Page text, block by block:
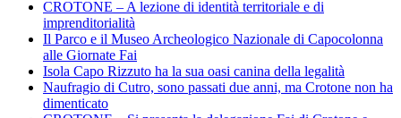
CROTONE – A lezione di identità territoriale e di
imprenditorialità
Il Parco e il Museo Archeologico Nazionale di Capocolonna
alle Giornate Fai
Isola Capo Rizzuto ha la sua oasi canina della legalità
Naufragio di Cutro, sono passati due anni, ma Crotone non ha
dimenticato